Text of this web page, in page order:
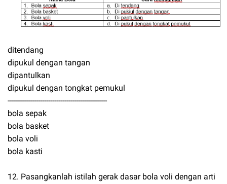
ditendang
dipukul dengan tangan
dipantulkan
dipukul dengan tongkat pemukul
-------------------------------------------------
bola sepak
bola basket
bola voli
bola kasti
12. Pasangkanlah istilah gerak dasar bola voli dengan arti